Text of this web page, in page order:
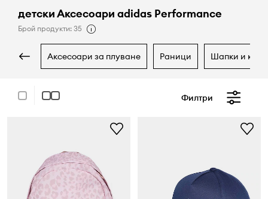
детски Аксесоари adidas Performance
Брой продукти: 35
аксесоари за плуване раници шапки и
Филтри